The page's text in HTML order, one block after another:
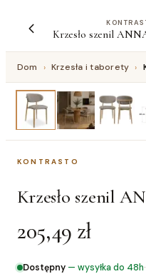
Dom › Krzesła i taborety ›
KONTRASTO
Krzesło szenil
205,49 zł
Dostępny — wysyłka do 48h